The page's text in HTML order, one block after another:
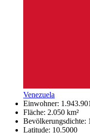
Venezuela
Einwohner: 1.943.901
Fläche: 2.050 km²
Bevölkerungsdichte:
Latitude: 10.5000